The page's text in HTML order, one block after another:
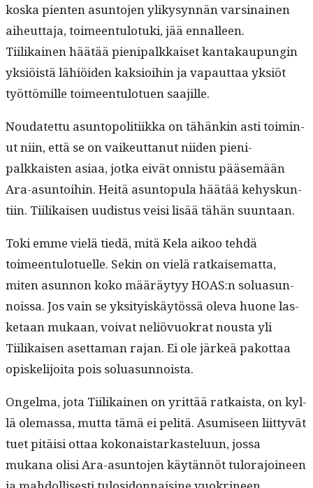
kos­ka pien­ten asun­to­jen ylikysyn­nän varsi­nainen
aiheut­ta­ja, toimeen­tu­lo­tu­ki, jää ennalleen.
Tiilikainen häätää pieni­palkkaiset kan­takaupun­gin
yksiöistä lähiöi­den kak­sioi­hin ja vapaut­taa yksiöt
työt­tömille toimeen­tu­lotuen saajille.
Nou­datet­tu asun­topoli­ti­ik­ka on tähänkin asti toimin­
ut niin, että se on vaikeut­tanut niiden pieni­
palkkaisten asi­aa, jot­ka eivät onnis­tu pääsemään
Ara-asun­toi­hin. Heitä asun­top­u­la häätää kehyskun­
ti­in. Tiilikaisen uud­is­tus veisi lisää tähän suuntaan.
Toki emme vielä tiedä, mitä Kela aikoo tehdä
toimeen­tu­lotuelle. Sekin on vielä ratkaise­mat­ta,
miten asun­non koko määräy­tyy HOAS:n solu­a­sun­
nois­sa. Jos vain se yksi­tyiskäytössä ole­va huone las­
ke­taan mukaan, voivat neliövuokrat nous­ta yli
Tiilikaisen aset­ta­man rajan. Ei ole järkeä pakot­taa
opiske­li­joi­ta pois soluasunnoista.
Ongel­ma, jota Tiilikainen on yrit­tää ratkaista, on kyl­
lä ole­mas­sa, mut­ta tämä ei pelitä. Asumiseen liit­tyvät
tuet pitäisi ottaa kokon­ais­tarkastelu­un, jos­sa
mukana olisi Ara-asun­to­jen käytän­nöt tulo­rajoi­neen